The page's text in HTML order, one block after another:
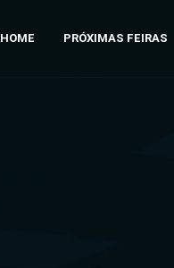
HOME PRÓXIMAS FEIRAS